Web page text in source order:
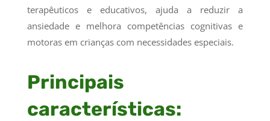
terapêuticos e educativos, ajuda a reduzir a
ansiedade e melhora competências cognitivas e
motoras em crianças com necessidades especiais.
Principais
características: